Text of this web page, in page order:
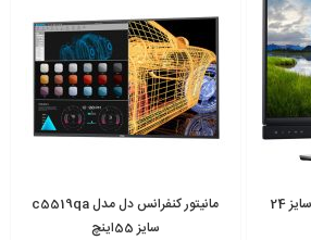
مانیتور دل مدل C2422HE سایز 24
مانیتور کنفرانس دل مدل c5519qa
سایز 55اینچ